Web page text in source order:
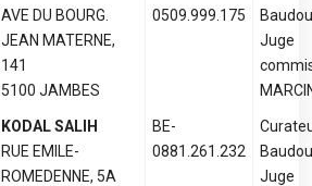
AVE DU BOURG.
JEAN MATERNE,
141
5100 JAMBES
0509.999.175
Juge
KODAL SALIH
RUE EMILE-
ROMEDENNE, 5A
BE-
0881.261.232
Juge